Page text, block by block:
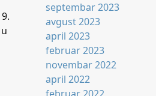
septembar 2023
avgust 2023
april 2023
februar 2023
novembar 2022
april 2022